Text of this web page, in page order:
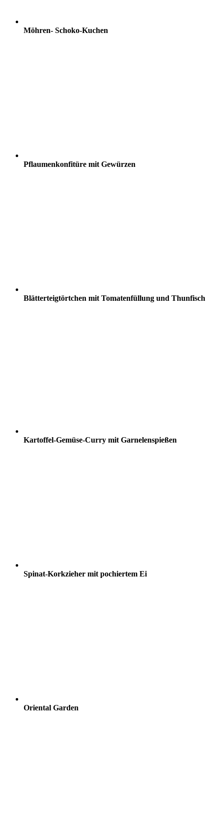
Möhren- Schoko-Kuchen
Pflaumenkonfitüre mit Gewürzen
Blätterteigtörtchen mit Tomatenfüllung und Thunfisch
Kartoffel-Gemüse-Curry mit Garnelenspießen
Spinat-Korkzieher mit pochiertem Ei
Oriental Garden